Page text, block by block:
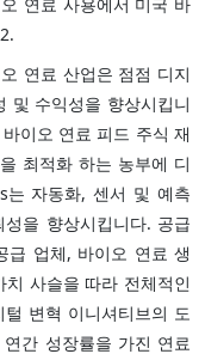
연료 산업은 점점 디지
및 수익성을 향상시킵니
이오 연료 피드 주식 재
최적화 하는 농부에 디
자동화, 센서 및 예측
을 향상시킵니다. 공급
급 업체, 바이오 연료 생
사슬을 따라 전체적인
변혁 이니셔티브의 도
간 성장률을 가진 연료